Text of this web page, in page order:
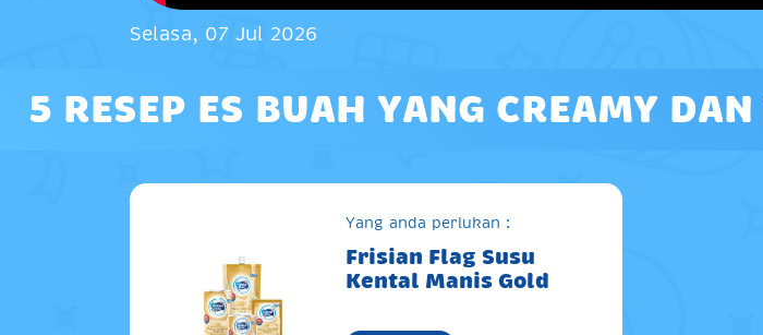
Selasa, 07 Jul 2026
5 RESEP ES BUAH YANG CREAMY
Yang anda perlukan :
Frisian Flag Susu
Kental Manis Gold